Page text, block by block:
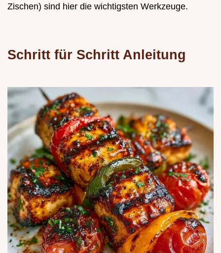
Zischen) sind hier die wichtigsten Werkzeuge.
Schritt für Schritt Anleitung